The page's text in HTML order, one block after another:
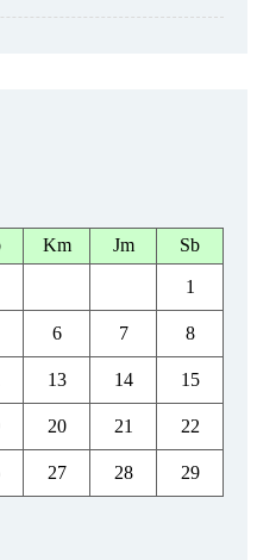
Km Jm Sb
1
6 7 8
13 14 15
20 21 22
27 28 29